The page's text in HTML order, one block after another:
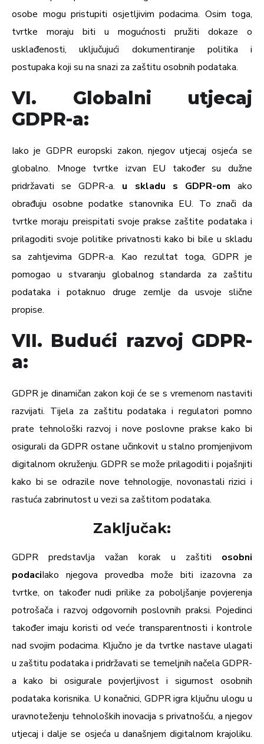
osobe mogu pristupiti osjetljivim podacima. Osim toga,
tvrtke moraju biti u mogućnosti pružiti dokaze o
usklađenosti, uključujući dokumentiranje politika i
postupaka koji su na snazi za zaštitu osobnih podataka.
VI. Globalni utjecaj
GDPR-a:
Iako je GDPR europski zakon, njegov utjecaj osjeća se
globalno. Mnoge tvrtke izvan EU također su dužne
pridržavati se GDPR-a. u skladu s GDPR-om ako
obrađuju osobne podatke stanovnika EU. To znači da
tvrtke moraju preispitati svoje prakse zaštite podataka i
prilagoditi svoje politike privatnosti kako bi bile u skladu
sa zahtjevima GDPR-a. Kao rezultat toga, GDPR je
pomogao u stvaranju globalnog standarda za zaštitu
podataka i potaknuo druge zemlje da usvoje slične
propise.
VII. Budući razvoj GDPR-
a:
GDPR je dinamičan zakon koji će se s vremenom nastaviti
razvijati. Tijela za zaštitu podataka i regulatori pomno
prate tehnološki razvoj i nove poslovne prakse kako bi
osigurali da GDPR ostane učinkovit u stalno promjenjivom
digitalnom okruženju. GDPR se može prilagoditi i pojašnjiti
kako bi se odrazile nove tehnologije, novonastali rizici i
rastuća zabrinutost u vezi sa zaštitom podataka.
Zaključak:
GDPR predstavlja važan korak u zaštiti osobni
podaciIako njegova provedba može biti izazovna za
tvrtke, on također nudi prilike za poboljšanje povjerenja
potrošača i razvoj odgovornih poslovnih praksi. Pojedinci
također imaju koristi od veće transparentnosti i kontrole
nad svojim podacima. Ključno je da tvrtke nastave ulagati
u zaštitu podataka i pridržavati se temeljnih načela GDPR-
a kako bi osigurale povjerljivost i sigurnost osobnih
podataka korisnika. U konačnici, GDPR igra ključnu ulogu u
uravnoteženju tehnoloških inovacija s privatnošću, a njegov
utjecaj i dalje se osjeća u današnjem digitalnom krajoliku.